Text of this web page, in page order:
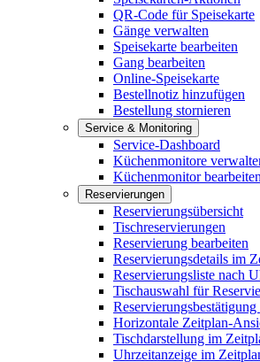
QR-Code für Speisekarte
Gänge verwalten
Speisekarte bearbeiten
Gang bearbeiten
Online-Speisekarte
Bestellnotiz hinzufügen
Bestellung stornieren
Service & Monitoring
Service-Dashboard
Küchenmonitore
Küchenmonitor bearbeiten
Reservierungen
Reservierungsübersicht
Tischreservierungen
Reservierung bearbeiten
Reservierungsdetails im
Reservierungsliste nach
Tischauswahl für
Horizontale Zeitplan-
Tischdarstellung im
Uhrzeitanzeige im